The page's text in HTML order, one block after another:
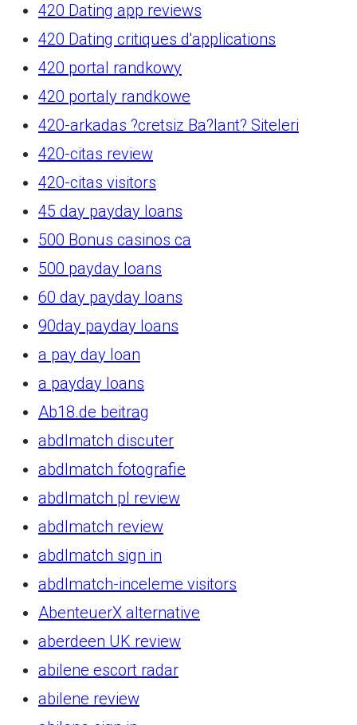
420 Dating app reviews
420 Dating critiques d'applications
420 portal randkowy
420 portaly randkowe
420-arkadas ?cretsiz Ba?lant? Siteleri
420-citas review
420-citas visitors
45 day payday loans
500 Bonus casinos ca
500 payday loans
60 day payday loans
90day payday loans
a pay day loan
a payday loans
Ab18.de beitrag
abdlmatch discuter
abdlmatch fotografie
abdlmatch pl review
abdlmatch review
abdlmatch sign in
abdlmatch-inceleme visitors
AbenteuerX alternative
aberdeen UK review
abilene escort radar
abilene review